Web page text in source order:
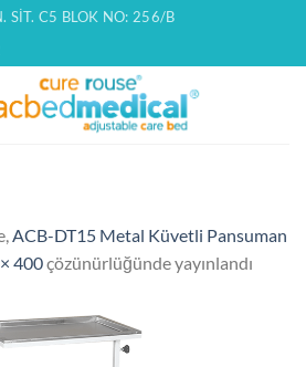
SIT. C5 BLOK NO: 256/B
ACB-DT15 Metal Küvetli Pansuman
400çözünürlüğünde yayınlandı